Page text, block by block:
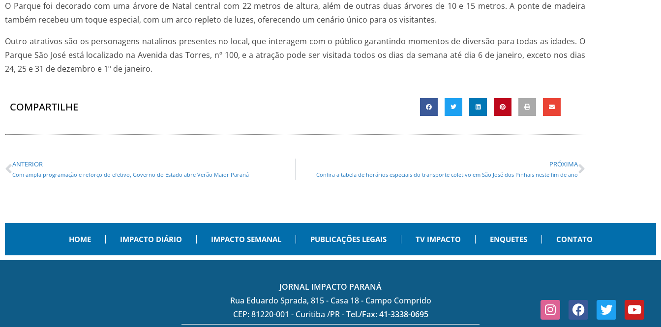
O Parque foi decorado com uma árvore de Natal central com 22 metros de altura, além de outras duas árvores de 10 e 15 metros. A ponte de madeira
também recebeu um toque especial, com um arco repleto de luzes, oferecendo um cenário único para os visitantes.
Outro atrativos são os personagens natalinos presentes no local, que interagem com o público garantindo momentos de diversão para todas as idades. O
Parque São José está localizado na Avenida das Torres, nº 100, e a atração pode ser visitada todos os dias da semana até dia 6 de janeiro, exceto nos dias
24, 25 e 31 de dezembro e 1º de janeiro.
COMPARTILHE
ANTERIOR
Com ampla programação e reforço do efetivo, Governo do Estado abre Verão Maior Paraná
PRÓXIMA
Confira a tabela de horários especiais do transporte coletivo em São José dos Pinhais neste fim de ano
HOME IMPACTO DIÁRIO IMPACTO SEMANAL PUBLICAÇÕES LEGAIS TV IMPACTO ENQUETES CONTATO
JORNAL IMPACTO PARANÁ
Rua Eduardo Sprada, 815 - Casa 18 - Campo Comprido
CEP: 81220-001 - Curitiba /PR -Tel./Fax: 41-3338-0695